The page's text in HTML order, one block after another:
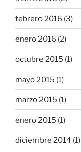
febrero 2016 (3)
enero 2016 (2)
octubre 2015 (1)
mayo 2015 (1)
marzo 2015 (1)
enero 2015 (1)
diciembre 2014 (1)